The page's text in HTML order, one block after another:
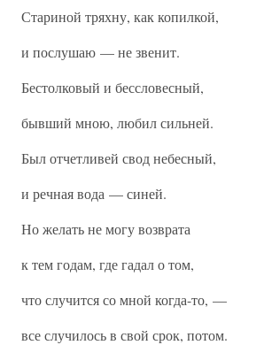
Стариной тряхну, как копилкой,
и послушаю — не звенит.
Бестолковый и бессловесный,
бывший мною, любил сильней.
Был отчетливей свод небесный,
и речная вода — синей.
Но желать не могу возврата
к тем годам, где гадал о том,
что случится со мной когда-то, —
все случилось в свой срок, потом.